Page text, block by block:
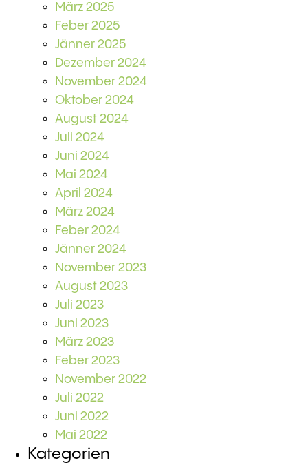
März 2025
Feber 2025
Jänner 2025
Dezember 2024
November 2024
Oktober 2024
August 2024
Juli 2024
Juni 2024
Mai 2024
April 2024
März 2024
Feber 2024
Jänner 2024
November 2023
August 2023
Juli 2023
Juni 2023
März 2023
Feber 2023
November 2022
Juli 2022
Juni 2022
Mai 2022
Kategorien